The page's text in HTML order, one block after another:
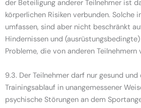
der Beteiligung anderer Teilnehmer ist
körperlichen Risiken verbunden. Solche
umfassen, sind aber nicht beschränkt
Hindernissen und
Probleme, die von anderen Teilnehmern
9.3. Der Teilnehmer darf nur gesund und
Trainingsablauf in unangemessener
psychische Störungen an dem